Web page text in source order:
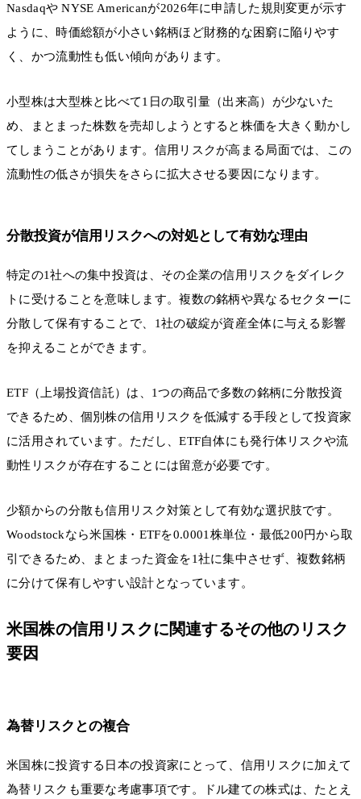
Nasdaqや NYSE Americanが2026年に申請した規則変更が示す
ように、時価総額が小さい銘柄ほど財務的な困窮に陥りやす
く、かつ流動性も低い傾向があります。
小型株は大型株と比べて1日の取引量（出来高）が少ないた
め、まとまった株数を売却しようとすると株価を大きく動かし
てしまうことがあります。信用リスクが高まる局面では、この
流動性の低さが損失をさらに拡大させる要因になります。
分散投資が信用リスクへの対処として有効な理由
特定の1社への集中投資は、その企業の信用リスクをダイレク
トに受けることを意味します。複数の銘柄や異なるセクターに
分散して保有することで、1社の破綻が資産全体に与える影響
を抑えることができます。
ETF（上場投資信託）は、1つの商品で多数の銘柄に分散投資
できるため、個別株の信用リスクを低減する手段として投資家
に活用されています。ただし、ETF自体にも発行体リスクや流
動性リスクが存在することには留意が必要です。
少額からの分散も信用リスク対策として有効な選択肢です。
Woodstockなら米国株・ETFを0.0001株単位・最低200円から取
引できるため、まとまった資金を1社に集中させず、複数銘柄
に分けて保有しやすい設計となっています。
米国株の信用リスクに関連するその他のリスク
要因
為替リスクとの複合
米国株に投資する日本の投資家にとって、信用リスクに加えて
為替リスクも重要な考慮事項です。ドル建ての株式は、たとえ